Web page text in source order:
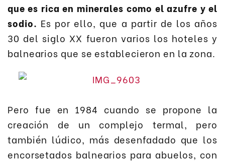
que es rica en minerales como el azufre y el
sodio. Es por ello, que a partir de los años
30 del siglo XX fueron varios los hoteles y
balnearios que se establecieron en la zona.
Pero fue en 1984 cuando se propone la
creación de un complejo termal, pero
también lúdico, más desenfadado que los
encorsetados balnearios para abuelos, con